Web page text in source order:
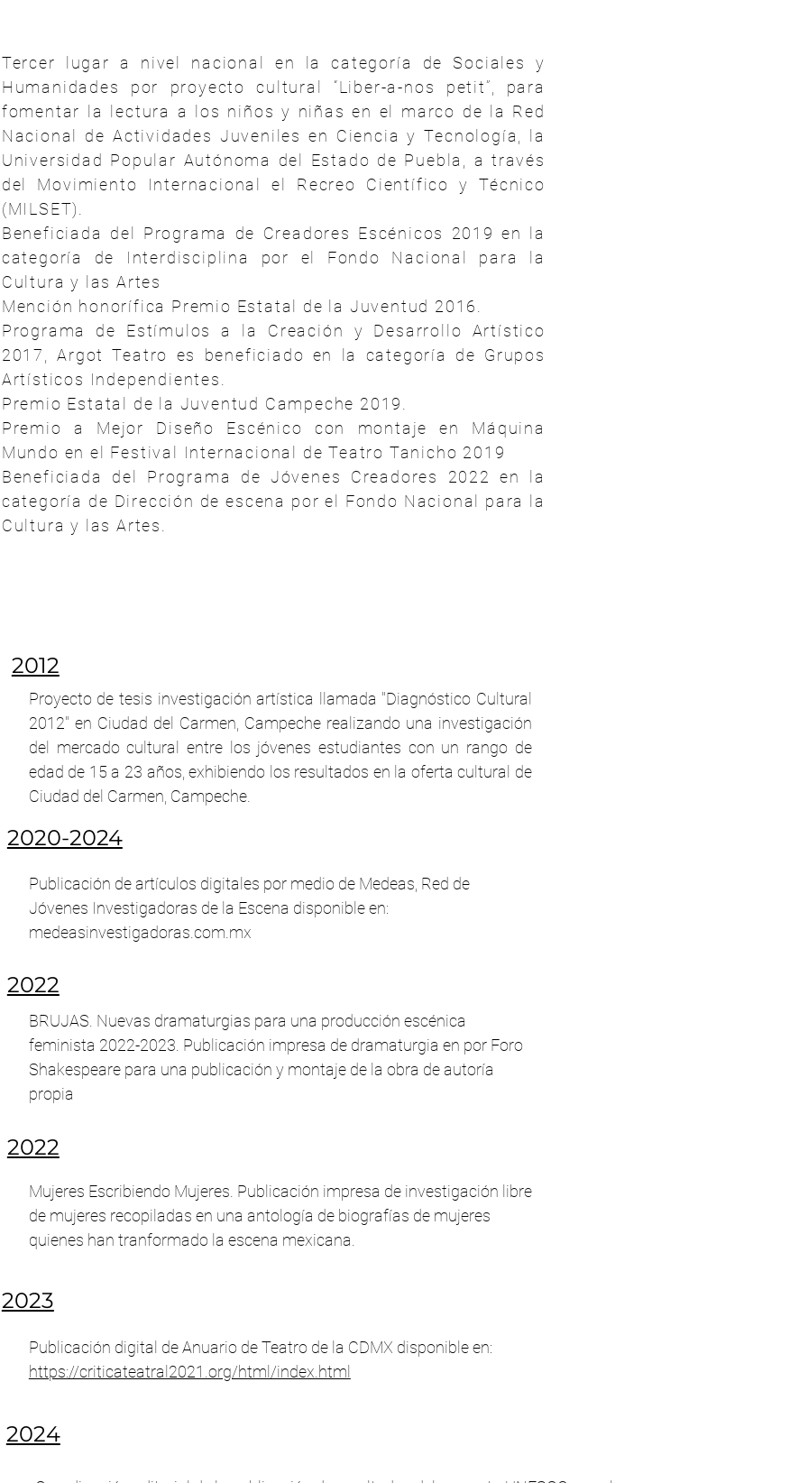
Tercer lugar a nivel nacional en la categoría de Sociales y
Humanidades por proyecto cultural “Liber-a-nos petit”, para
fomentar la lectura a los niños y niñas en el marco de la Red
Nacional de Actividades Juveniles en Ciencia y Tecnología, la
Universidad Popular Autónoma del Estado de Puebla, a través
del Movimiento Internacional el Recreo Científico y Técnico
(MILSET).
Beneficiada del Programa de Creadores Escénicos 2019 en la
categoría de Interdisciplina por el Fondo Nacional para la
Cultura y las Artes
Mención honorífica Premio Estatal de la Juventud 2016.
Programa de Estímulos a la Creación y Desarrollo Artístico
2017, Argot Teatro es beneficiado en la categoría de Grupos
Artísticos Independientes.
Premio Estatal de la Juventud Campeche 2019.
Premio a Mejor Diseño Escénico con montaje en Máquina
Mundo en el Festival Internacional de Teatro Tanicho 2019
Beneficiada del Programa de Jóvenes Creadores 2022 en la
categoría de Dirección de escena por el Fondo Nacional para la
Cultura y las Artes.
2012
Proyecto de tesis investigación artística llamada "Diagnóstico Cultural
2012" en Ciudad del Carmen, Campeche realizando una investigación
del mercado cultural entre los jóvenes estudiantes con un rango de
edad de 15 a 23 años, exhibiendo los resultados en la oferta cultural de
Ciudad del Carmen, Campeche.
2020-2024
Publicación de artículos digitales por medio de Medeas, Red de
Jóvenes Investigadoras de la Escena disponible en:
medeasinvestigadoras.com.mx
2022
BRUJAS. Nuevas dramaturgias para una producción escénica
feminista 2022-2023. Publicación impresa de dramaturgia en por Foro
Shakespeare para una publicación y montaje de la obra de autoría
propia
2022
Mujeres Escribiendo Mujeres. Publicación impresa de investigación libre
de mujeres recopiladas en una antología de biografías de mujeres
quienes han tranformado la escena mexicana.
2023
Publicación digital de Anuario de Teatro de la CDMX disponible en:
https://criticateatral2021.org/html/index.html
2024